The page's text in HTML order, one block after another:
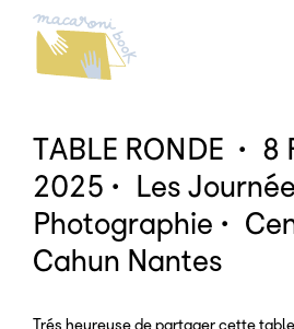
TABLE RONDE • 8
2025 • Les
Photographie •
Cahun Nantes
Trés heureuse de partager cette